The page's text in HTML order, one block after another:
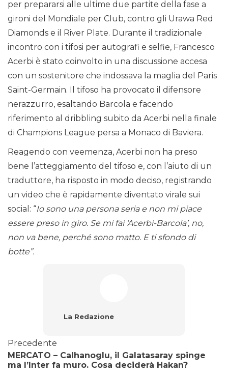
per prepararsi alle ultime due partite della fase a
gironi del Mondiale per Club, contro gli Urawa Red
Diamonds e il River Plate. Durante il tradizionale
incontro con i tifosi per autografi e selfie, Francesco
Acerbi è stato coinvolto in una discussione accesa
con un sostenitore che indossava la maglia del Paris
Saint-Germain. Il tifoso ha provocato il difensore
nerazzurro, esaltando Barcola e facendo
riferimento al dribbling subito da Acerbi nella finale
di Champions League persa a Monaco di Baviera.
Reagendo con veemenza, Acerbi non ha preso
bene l’atteggiamento del tifoso e, con l’aiuto di un
traduttore, ha risposto in modo deciso, registrando
un video che è rapidamente diventato virale sui
social: “Io sono una persona seria e non mi piace
essere preso in giro. Se mi fai ‘Acerbi-Barcola’, no,
non va bene, perché sono matto. E ti sfondo di
botte”.
La Redazione
Precedente
MERCATO – Calhanoglu, il Galatasaray spinge
ma l’Inter fa muro. Cosa deciderà Hakan?